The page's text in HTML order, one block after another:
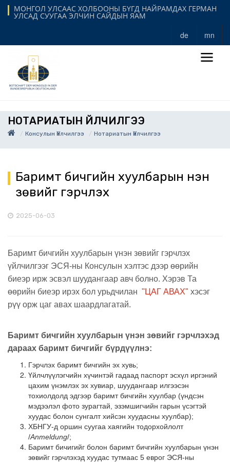
МОНГОЛ УЛСААС ХОЛБООНЫ БҮГД НАЙРАМДАХ ГЕРМАН
УЛСАД СУУГАА ЭЛЧИН САЙДЫН ЯАМ
de mn
НОТАРИАТЫН ҮЙЛЧИЛГЭЭ
Консулын Үйлчилгээ Нотариатын Үйлчилгээ
Баримт бичгийн хуулбарын үнэн
зөвийг гэрчлэх
2025-06-03
Баримт бичгийн хуулбарын үнэн зөвийг гэрчлэх
үйлчилгээг ЭСЯ-ны Консулын хэлтэс дээр өөрийн
биеэр ирж эсвэл шуудангаар авч болно. Хэрэв Та
өөрийн биеэр ирэх бол урьдчилан "ЦАГ АВАХ" хэсэг
рүү орж цаг авах шаардлагатай.
Баримт бичгийн хуулбарын үнэн зөвийг гэрчлэхэд
дараах баримт бичгийг бүрдүүлнэ:
Гэрчлэх баримт бичгийн эх хувь;
Үйлчлүүлэгчийн хүчинтэй гадаад паспорт эсхүл иргэний
цахим үнэмлэх эх хувиар, шуудангаар илгээсэн
тохиолдолд эдгээр баримт бичгийн хуулбар (үндсэн
мэдээлэл фото зурагтай, эзэмшигчийн гарын үсэгтэй
хуудас болон сунгалт хийсэн хуудасны хуулбар);
ХБНГУ-д оршин суугаа хаягийн тодорхойлолт
/Anmeldung/;
Баримт бичигийг болон баримт бичгийн хуулбарын үнэн
зөвийг гэрчлэхэд хуудас тутмаас 5 еврог ЭСЯ-ны